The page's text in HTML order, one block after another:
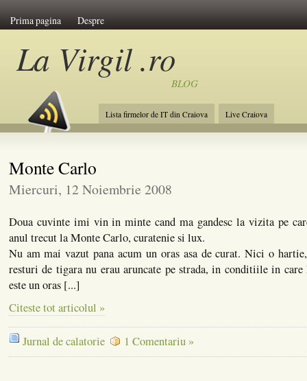
Prima pagina Despre
La Virgil .ro
BLOG
Lista firmelor de IT din Craiova Live Craiova
Monte Carlo
Miercuri, 12 Noiembrie 2008
Doua cuvinte imi vin in minte cand ma gandesc la vizita pe
anul trecut la Monte Carlo, curatenie si lux.
Nu am mai vazut pana acum un oras asa de curat. Nici o
resturi de tigara nu erau aruncate pe strada, in conditiile in
este un oras [...]
Citeste tot articolul »
Jurnal de calatorie 1 Comentariu »